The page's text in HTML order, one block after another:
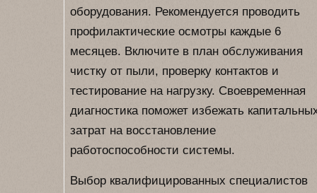
оборудования. Рекомендуется проводить
профилактические осмотры каждые 6
месяцев. Включите в план обслуживания
чистку от пыли, проверку контактов и
тестирование на нагрузку. Своевременная
диагностика поможет избежать
затрат на восстановление
работоспособности системы.
Выбор квалифицированных специалистов